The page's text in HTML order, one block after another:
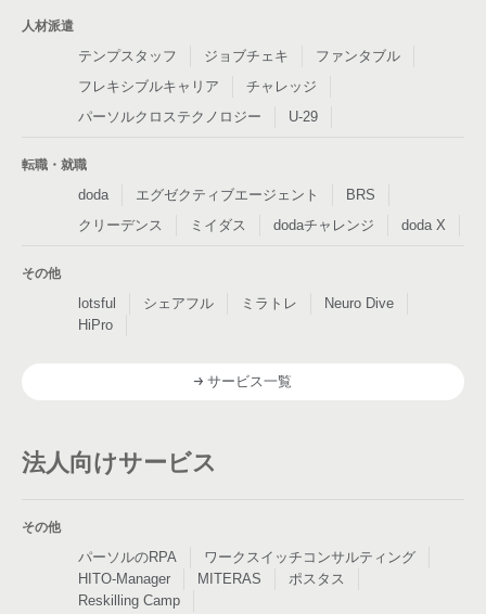
人材派遣
テンプスタッフ ジョブチェキ
ファンタブル
フレキシブルキャリア
チャレッジ
パーソルクロステクノロジー
U-29
転職・就職
doda エグゼクティブエージェント
BRS
クリーデンス
ミイダス dodaチャレンジ doda X
その他
lotsful シェアフル ミラトレ
Neuro Dive
HiPro
サービス一覧
法人向けサービス
その他
パーソルのRPA
ワークスイッチコンサルティング
HITO-Manager
MITERAS
ポスタス
Reskilling Camp